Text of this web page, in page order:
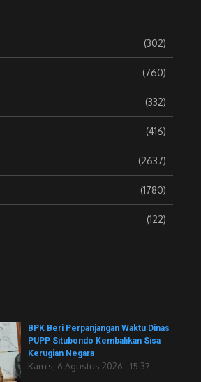
(302)
(760)
(332)
(416)
(2637)
(1780)
(122)
BPK Beri Perpanjangan Waktu Dinas
PUPP Situbondo Kembalikan Sisa
Kerugian Negara
Kamis, 6 Agustus 2026 - 15:37